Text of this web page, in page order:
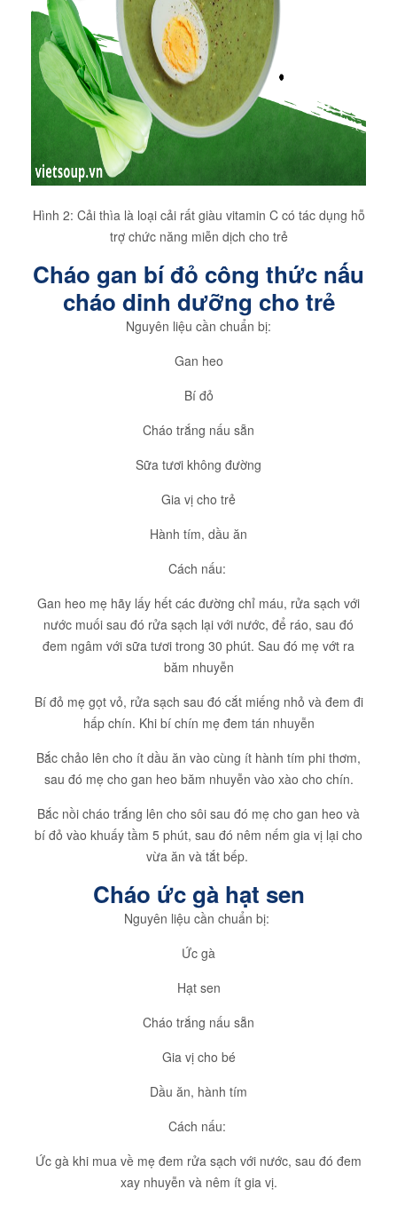
Hình 2: Cải thìa là loại cải rất giàu vitamin C có tác dụng hỗ
trợ chức năng miễn dịch cho trẻ
Cháo gan bí đỏ công thức nấu
cháo dinh dưỡng cho trẻ
Nguyên liệu cần chuẩn bị:
Gan heo
Bí đỏ
Cháo trắng nấu sẵn
Sữa tươi không đường
Gia vị cho trẻ
Hành tím, dầu ăn
Cách nấu:
Gan heo mẹ hãy lấy hết các đường chỉ máu, rửa sạch với
nước muối sau đó rửa sạch lại với nước, để ráo, sau đó
đem ngâm với sữa tươi trong 30 phút. Sau đó mẹ vớt ra
băm nhuyễn
Bí đỏ mẹ gọt vỏ, rửa sạch sau đó cắt miếng nhỏ và đem đi
hấp chín. Khi bí chín mẹ đem tán nhuyễn
Bắc chảo lên cho ít dầu ăn vào cùng ít hành tím phi thơm,
sau đó mẹ cho gan heo băm nhuyễn vào xào cho chín.
Bắc nồi cháo trắng lên cho sôi sau đó mẹ cho gan heo và
bí đỏ vào khuấy tầm 5 phút, sau đó nêm nếm gia vị lại cho
vừa ăn và tắt bếp.
Cháo ức gà hạt sen
Nguyên liệu cần chuẩn bị:
Ức gà
Hạt sen
Cháo trắng nấu sẵn
Gia vị cho bé
Dầu ăn, hành tím
Cách nấu:
Ức gà khi mua về mẹ đem rửa sạch với nước, sau đó đem
xay nhuyễn và nêm ít gia vị.